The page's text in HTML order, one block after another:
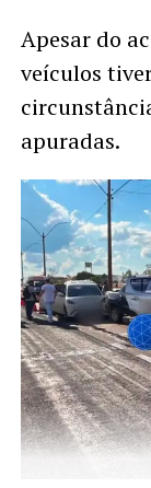
Apesar do
veículos
apuradas.